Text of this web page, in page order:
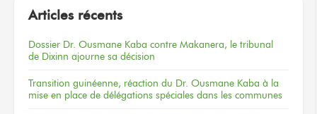
Articles récents
Dossier Dr. Ousmane Kaba contre Makanera, le tribunal
de Dixinn ajourne sa décision
Transition guinéenne, réaction du Dr. Ousmane Kaba à la
mise en place de délégations spéciales dans les communes